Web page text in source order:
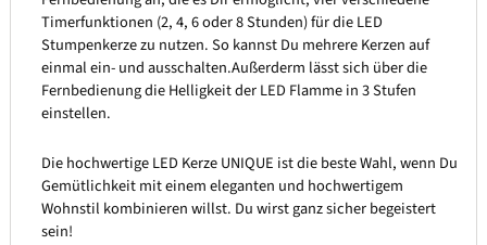
Timerfunktionen (2, 4, 6 oder 8 Stunden) für die LED
Stumpenkerze zu nutzen. So kannst Du mehrere Kerzen auf
einmal ein- und ausschalten.Außerderm lässt sich über die
Fernbedienung die Helligkeit der LED Flamme in 3 Stufen
einstellen.
Die hochwertige LED Kerze UNIQUE ist die beste Wahl, wenn Du
Gemütlichkeit mit einem eleganten und hochwertigem
Wohnstil kombinieren willst. Du wirst ganz sicher begeistert
sein!